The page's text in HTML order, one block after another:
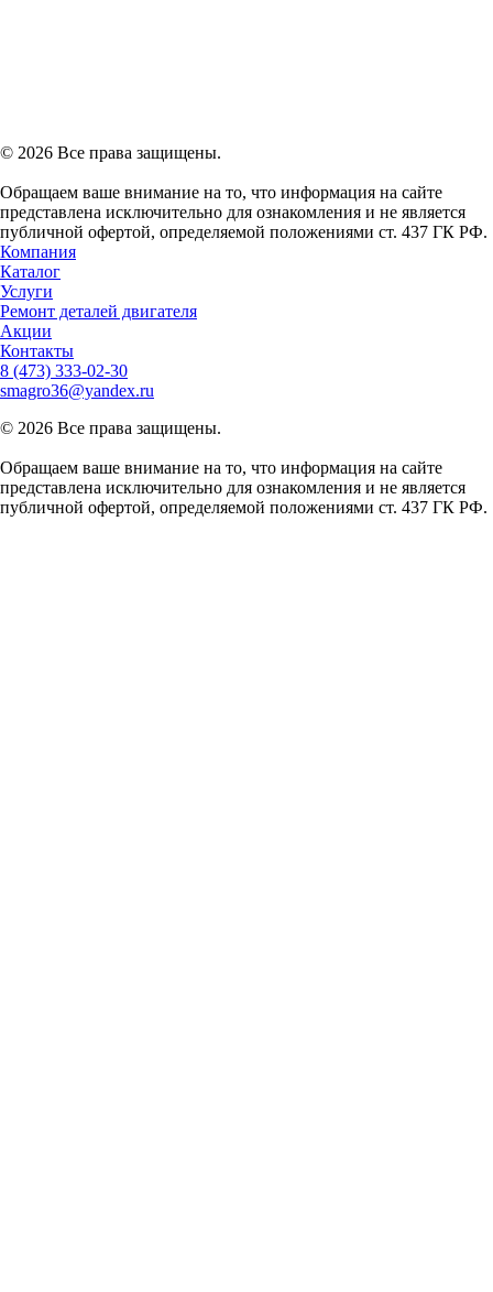
© 2026 Все права защищены.
Обращаем ваше внимание на то, что информация на сайте
представлена исключительно для ознакомления и не является
публичной офертой, определяемой положениями ст. 437 ГК РФ.
Компания
Каталог
Услуги
Ремонт деталей двигателя
Акции
Контакты
8 (473) 333-02-30
smagro36@yandex.ru
© 2026 Все права защищены.
Обращаем ваше внимание на то, что информация на сайте
представлена исключительно для ознакомления и не является
публичной офертой, определяемой положениями ст. 437 ГК РФ.